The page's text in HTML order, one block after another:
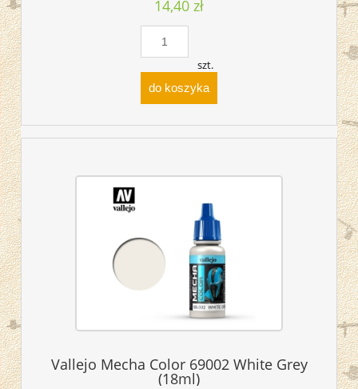
14,40 zł
szt.
do koszyka
Vallejo Mecha Color 69002 White Grey
(18ml)